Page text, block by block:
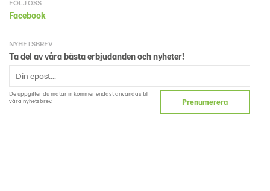
FÖLJ OSS
Facebook
NYHETSBREV
Ta del av våra bästa erbjudanden och nyheter!
De uppgifter du matar in kommer endast användas till
våra nyhetsbrev.
Prenumerera